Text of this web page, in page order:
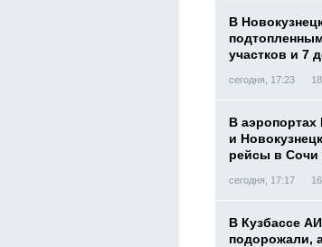
В
участков и 7
сегодня, 17:23
В аэропортах
и
рейсы в Сочи
сегодня, 17:17
В Кузбассе
подорожали,